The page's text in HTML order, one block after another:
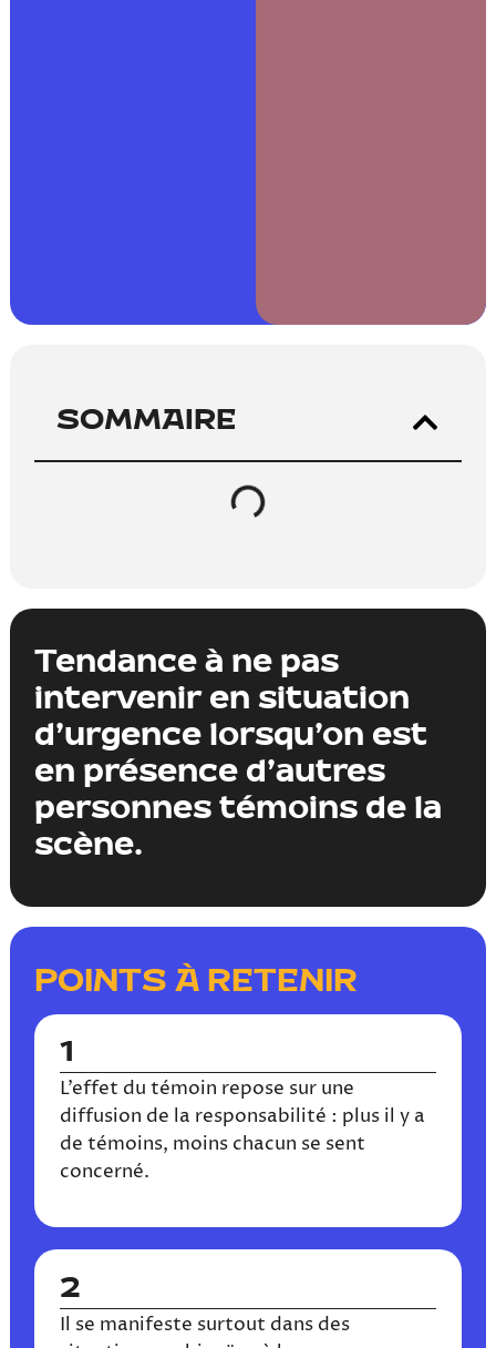
SOMMAIRE
Tendance à ne pas
intervenir en situation
d’urgence lorsqu’on est
en présence d’autres
personnes témoins de la
scène.
POINTS À RETENIR
1
L’effet du témoin repose sur une
diffusion de la responsabilité : plus il y a
de témoins, moins chacun se sent
concerné.
2
Il se manifeste surtout dans des